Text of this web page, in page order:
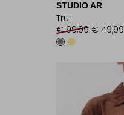
STUDIO AR
Trui
€ 99,99 € 49,99